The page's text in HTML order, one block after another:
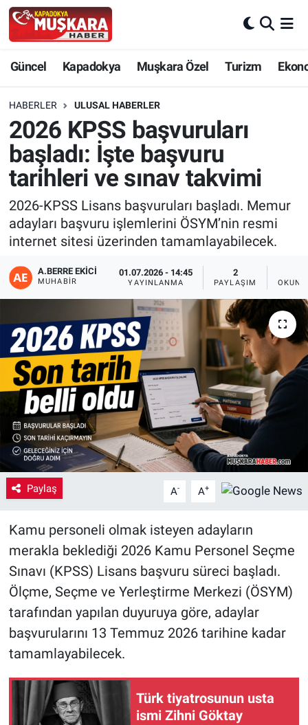
Güncel Kapadokya Muşkara Özel Turizm
HABERLER ULUSAL HABERLER
2026 KPSS başvuruları
başladı: İşte başvuru
tarihleri ve sınav takvimi
2026-KPSS Lisans başvuruları başladı. Memur
adayları başvuru işlemlerini ÖSYM’nin resmi
internet sitesi üzerinden tamamlayabilecek.
A.BERRE EKICI
MUHABIR
01.07.2026 - 14:45
YAYINLANMA
2
PAYLAŞIM
Paylaş A- A+
Kamu personeli olmak isteyen adayların
merakla beklediği 2026 Kamu Personel Seçme
Sınavı (KPSS) Lisans başvuru süreci başladı.
Ölçme, Seçme ve Yerleştirme Merkezi (ÖSYM)
tarafından yapılan duyuruya göre, adaylar
başvurularını 13 Temmuz 2026 tarihine kadar
tamamlayabilecek.
Türk tiyatrosunun usta
ismi Zihni Göktay
Güncel
SEÇİM
Muşkara Özel
Kapadokya
Kültür - Sanat
Yaşam
VEFATLAR
Nevşehir Hava Durumu
Nevşehir Trafik Yoğunluk Haritası
Süper Lig Puan Durumu ve Fikstür
Son Dakika Haberleri
Haber Arşivi